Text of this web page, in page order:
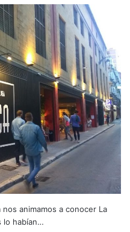
animamos a conocer La
lo habían…